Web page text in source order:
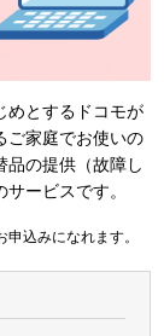
めとするドコモが
ご家庭でお使いの
品の提供（故障し
ービスです。
込みになれます。